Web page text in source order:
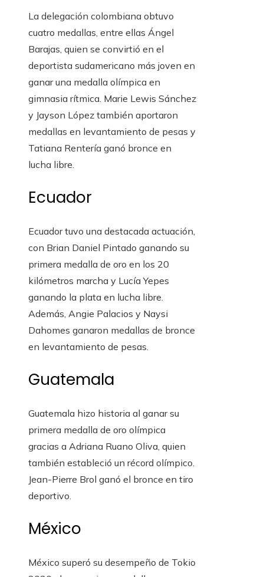
La delegación colombiana obtuvo
cuatro medallas, entre ellas Ángel
Barajas, quien se convirtió en el
deportista sudamericano más joven en
ganar una medalla olímpica en
gimnasia rítmica. Marie Lewis Sánchez
y Jayson López también aportaron
medallas en levantamiento de pesas y
Tatiana Rentería ganó bronce en
lucha libre.
Ecuador
Ecuador tuvo una destacada actuación,
con Brian Daniel Pintado ganando su
primera medalla de oro en los 20
kilómetros marcha y Lucía Yepes
ganando la plata en lucha libre.
Además, Angie Palacios y Naysi
Dahomes ganaron medallas de bronce
en levantamiento de pesas.
Guatemala
Guatemala hizo historia al ganar su
primera medalla de oro olímpica
gracias a Adriana Ruano Oliva, quien
también estableció un récord olímpico.
Jean-Pierre Brol ganó el bronce en tiro
deportivo.
México
México superó su desempeño de Tokio